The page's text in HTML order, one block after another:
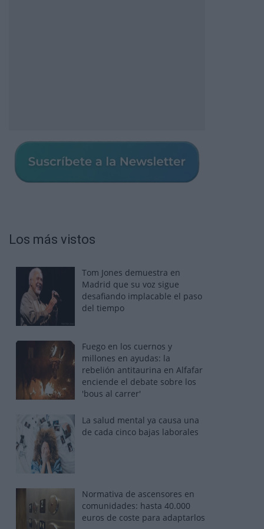
Los más vistos
Tom Jones demuestra en
Madrid que su voz sigue
desafiando implacable el paso
del tiempo
Fuego en los cuernos y
millones en ayudas: la
rebelión antitaurina en Alfafar
enciende el debate sobre los
'bous al carrer'
La salud mental ya causa una
de cada cinco bajas laborales
Normativa de ascensores en
comunidades: hasta 40.000
euros de coste para adaptarlos